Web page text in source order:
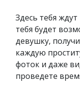
Здесь тебя
тебя будет
девушку,
каждую
фоток и даже
проведете